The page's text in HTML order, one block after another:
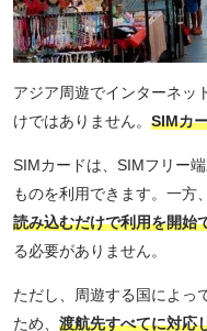
アジア周遊でインターネッ
けではありません。 SIMカ
SIMカードは、SIMフリー
ものを利用できます。一方
読み込むだけで利用を開始
る必要がありません。
ただし、周遊する国によっ
ため、 渡航先すべてに対応